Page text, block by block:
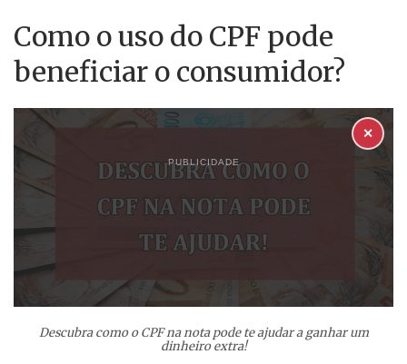
Como o uso do CPF pode
beneficiar o consumidor?
PUBLICIDADE
✕
Descubra como o CPF na nota pode te ajudar a ganhar um
dinheiro extra!